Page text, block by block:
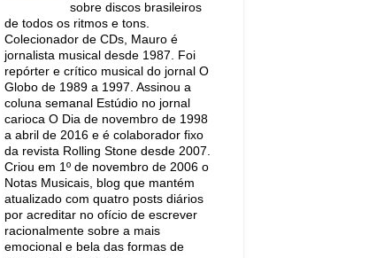
sobre discos brasileiros
de todos os ritmos e tons.
Colecionador de CDs, Mauro é
jornalista musical desde 1987. Foi
repórter e crítico musical do jornal O
Globo de 1989 a 1997. Assinou a
coluna semanal Estúdio no jornal
carioca O Dia de novembro de 1998
a abril de 2016 e é colaborador fixo
da revista Rolling Stone desde 2007.
Criou em 1º de novembro de 2006 o
Notas Musicais, blog que mantém
atualizado com quatro posts diários
por acreditar no ofício de escrever
racionalmente sobre a mais
emocional e bela das formas de